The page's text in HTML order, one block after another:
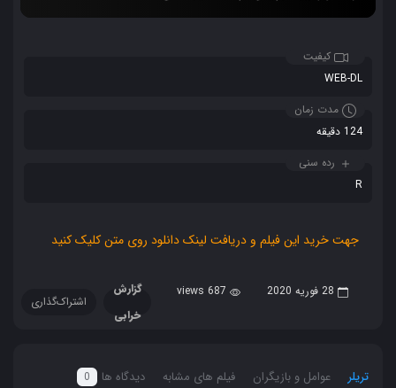
کیفیت
WEB-DL
مدت زمان
124 دقیقه
رده سنی
R
جهت خرید این فیلم و دریافت لینک دانلود روی متن کلیک کنید
28 فوریه 2020 687 views
گزارش
خرابی
اشتراک‌گذاری
تریلر عوامل و بازیگران فیلم های مشابه دیدگاه ها 0